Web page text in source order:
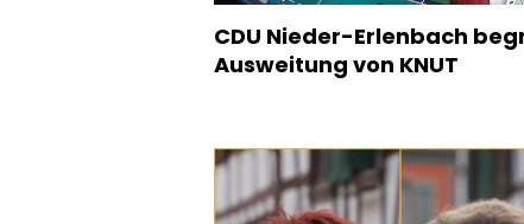
CDU Nieder-Erlenbach
Ausweitung von KNUT